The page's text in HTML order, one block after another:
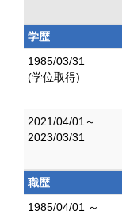
学歴
1985/03/31
(学位取得)
2021/04/01～
2023/03/31
職歴
1985/04/01 ～